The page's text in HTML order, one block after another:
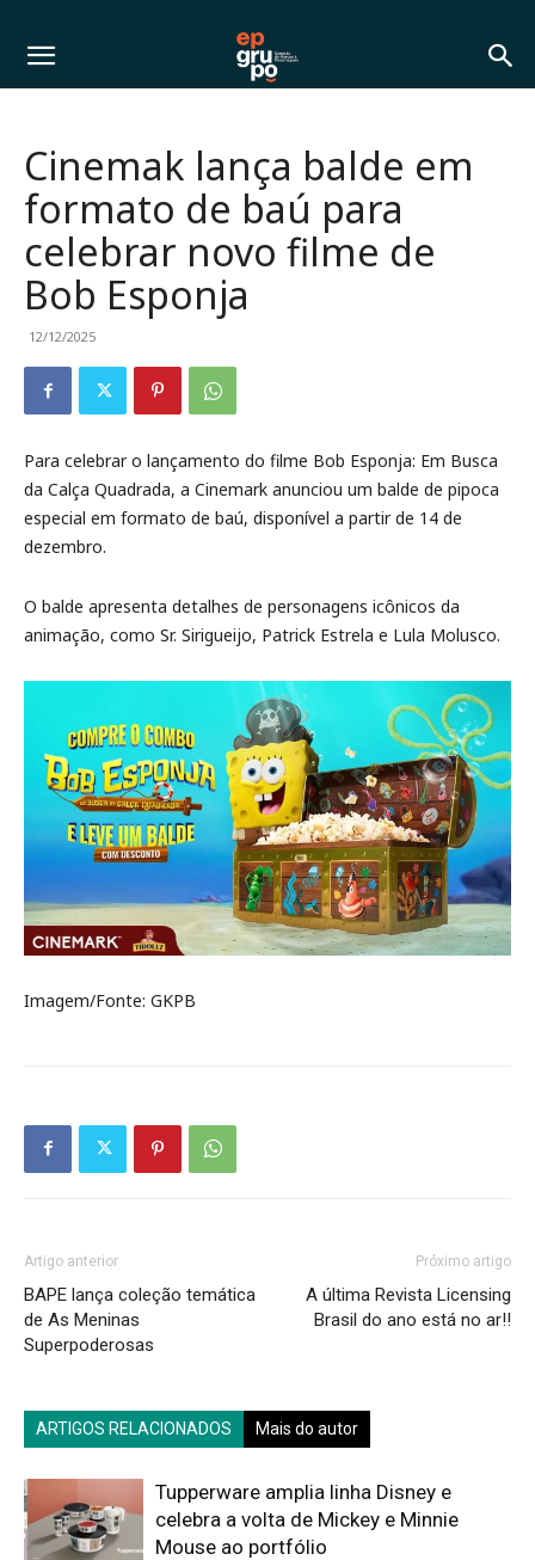
Cinemak lança balde em
formato de baú para
celebrar novo filme de
Bob Esponja
12/12/2025
Para celebrar o lançamento do filme Bob Esponja: Em Busca
da Calça Quadrada, a Cinemark anunciou um balde de pipoca
especial em formato de baú, disponível a partir de 14 de
dezembro.
O balde apresenta detalhes de personagens icônicos da
animação, como Sr. Sirigueijo, Patrick Estrela e Lula Molusco.
Imagem/Fonte: GKPB
Artigo anterior
BAPE lança coleção temática
de As Meninas
Superpoderosas
Próximo artigo
A última Revista Licensing
Brasil do ano está no ar!!
ARTIGOS RELACIONADOS Mais do autor
Tupperware amplia linha Disney e
celebra a volta de Mickey e Minnie
Mouse ao portfólio